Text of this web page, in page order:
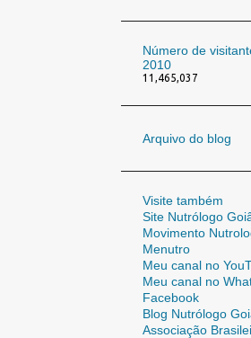
Número de
2010
11,465,037
Arquivo do blog
Visite também
Site Nutrólogo
Movimento
Menutro
Meu canal no
Meu canal no
Facebook
Blog Nutrólogo
Associação